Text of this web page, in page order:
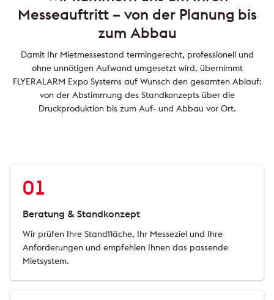
Messeauftritt – von der Planung bis
zum Abbau
Damit Ihr Mietmessestand termingerecht, professionell und
ohne unnötigen Aufwand umgesetzt wird, übernimmt
FLYERALARM Expo Systems auf Wunsch den gesamten Ablauf:
von der Abstimmung des Standkonzepts über die
Druckproduktion bis zum Auf- und Abbau vor Ort.
01
Beratung & Standkonzept
Wir prüfen Ihre Standfläche, Ihr Messeziel und Ihre
Anforderungen und empfehlen Ihnen das passende
Mietsystem.